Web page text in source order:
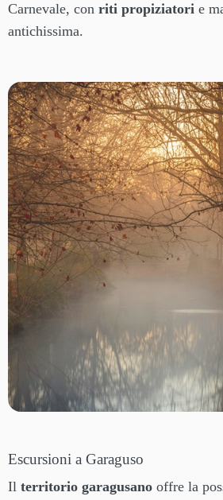
Carnevale, con riti propiziatori e
antichissima.
Escursioni a Garaguso
Il territorio garagusano offre la